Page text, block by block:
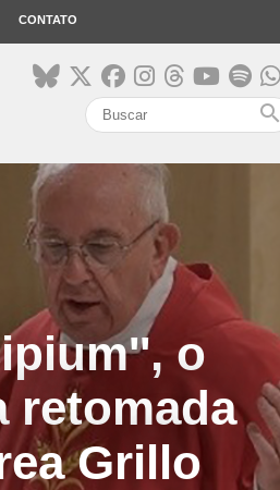
CONTATO
search
o
retomada
Grillo